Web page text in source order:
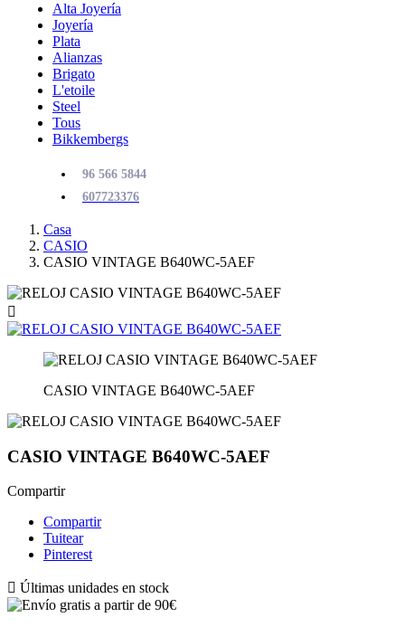
Alta Joyería
Joyería
Plata
Alianzas
Brigato
L'etoile
Steel
Tous
Bikkembergs
96 566 5844
607723376
Casa
CASIO
CASIO VINTAGE B640WC-5AEF

CASIO VINTAGE B640WC-5AEF
CASIO VINTAGE B640WC-5AEF
Compartir
Compartir
Tuitear
Pinterest
 Últimas unidades en stock